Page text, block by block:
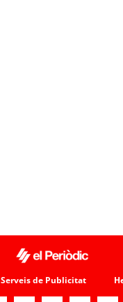
Serveis de Publicitat